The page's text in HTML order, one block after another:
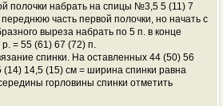
полочки набрать на спицы №3,5 5 (11) 7
переднюю часть первой полочки, но начать с
выреза набрать по 5 п. в конце
= 55 (61) 67 (72) п.
спинки. На оставленных 44 (50) 56
(14) 14,5 (15) см = ширина спинки равна
горловины спинки отметить